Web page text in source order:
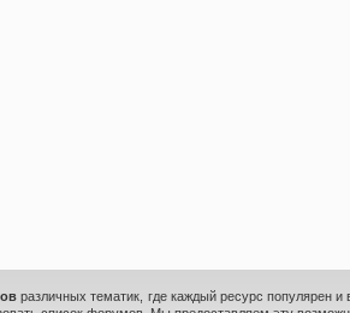
различных тематик, где каждый ресурс популярен